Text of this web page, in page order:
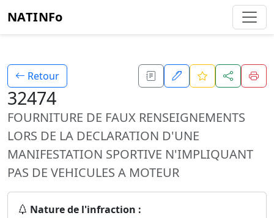
NATINFo
Retour
32474
FOURNITURE DE FAUX RENSEIGNEMENTS
LORS DE LA DECLARATION D'UNE
MANIFESTATION SPORTIVE N'IMPLIQUANT
PAS DE VEHICULES A MOTEUR
Nature de l'infraction :